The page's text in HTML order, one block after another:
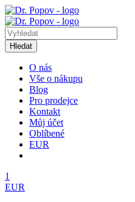
Hledat
O nás
Vše o nákupu
Blog
Pro prodejce
Kontakt
Můj účet
Oblíbené
EUR
1
EUR